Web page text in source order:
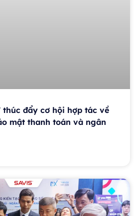
thúc đẩy cơ hội hợp tác về
mật thanh toán và ngân